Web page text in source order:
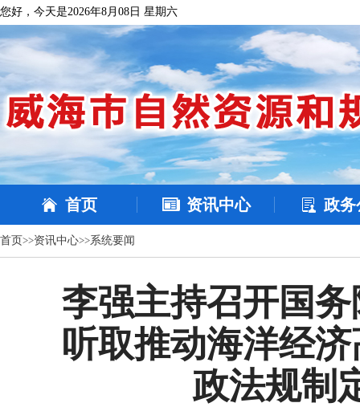
您好，今天是2026年8月08日 星期六
首页 资讯中心 政务
首页>>资讯中心>>系统要闻
李强主持召开国
听取推动海洋经
政法规制